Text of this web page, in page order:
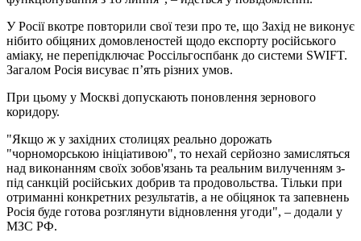
У Росії вкотре повторили свої тези про те, що Захід не виконує
нібито обіцяних домовленостей щодо експорту російського
аміаку, не перепідключає Россільгоспбанк до системи SWIFT.
Загалом Росія висуває п’ять різних умов.
При цьому у Москві допускають поновлення зернового
коридору.
"Якщо ж у західних столицях реально дорожать
"чорноморською ініціативою", то нехай серйозно замисляться
над виконанням своїх зобов'язань та реальним вилученням з-
під санкцій російських добрив та продовольства. Тільки при
отриманні конкретних результатів, а не обіцянок та запевнень
Росія буде готова розглянути відновлення угоди", – додали у
МЗС РФ.